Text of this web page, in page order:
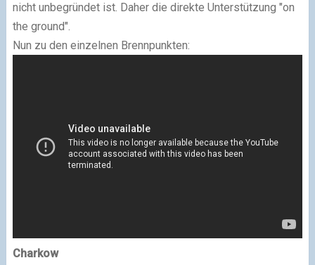
nicht unbegründet ist. Daher die direkte Unterstützung "on
the ground".
Nun zu den einzelnen Brennpunkten:
Charkow